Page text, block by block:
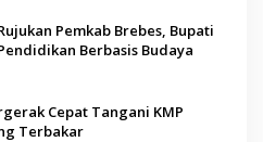
Pemkab Brebes, Bupati
Berbasis Budaya
Cepat Tangani KMP
Terbakar